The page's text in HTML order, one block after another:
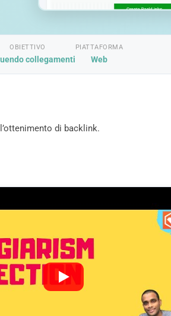
OBIETTIVO
collegamenti
PIATTAFORMA
Web
di backlink.